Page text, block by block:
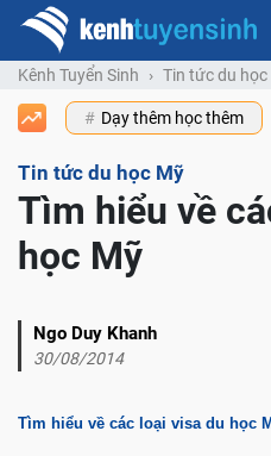
Kênh Tuyển Sinh Tin tức du học
Dạy thêm học thêm
Tin tức du học Mỹ
Tìm hiểu về
học Mỹ
Ngo Duy Khanh
30/08/2014
Tìm hiểu về các loại visa du học